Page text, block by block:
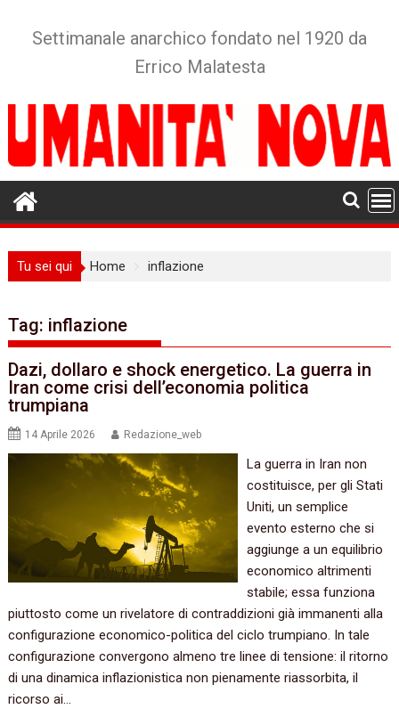
Settimanale anarchico fondato nel 1920 da
Errico Malatesta
Tu sei qui Home inflazione
Tag: inflazione
Dazi, dollaro e shock energetico. La guerra in
Iran come crisi dell’economia politica
trumpiana
14 Aprile 2026 Redazione_web
La guerra in Iran non
costituisce, per gli Stati
Uniti, un semplice
evento esterno che si
aggiunge a un equilibrio
economico altrimenti
stabile; essa funziona
piuttosto come un rivelatore di contraddizioni già immanenti alla
configurazione economico-politica del ciclo trumpiano. In tale
configurazione convergono almeno tre linee di tensione: il ritorno
di una dinamica inflazionistica non pienamente riassorbita, il
ricorso ai…